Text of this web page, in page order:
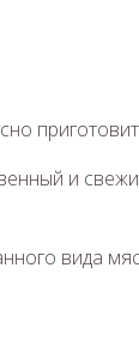
и
вида